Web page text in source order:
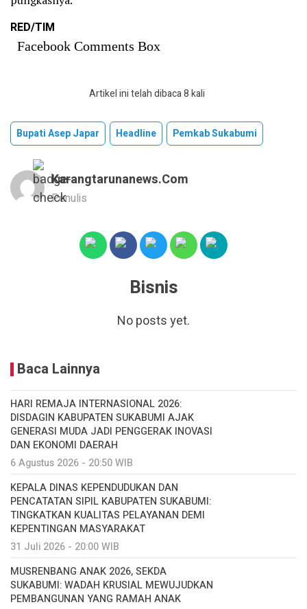
RED/TIM
Facebook Comments Box
Artikel ini telah dibaca 8 kali
Bupati Asep Japar Headline Pemkab Sukabumi
Karangtarunanews.com
Penulis
Bisnis
No posts yet.
Baca Lainnya
HARI REMAJA INTERNASIONAL 2026:
DISDAGIN KABUPATEN SUKABUMI AJAK
GENERASI MUDA JADI PENGGERAK INOVASI
DAN EKONOMI DAERAH
6 Agustus 2026 - 20:50 WIB
KEPALA DINAS KEPENDUDUKAN DAN
PENCATATAN SIPIL KABUPATEN SUKABUMI:
TINGKATKAN KUALITAS PELAYANAN DEMI
KEPENTINGAN MASYARAKAT
31 Juli 2026 - 20:00 WIB
MUSRENBANG ANAK 2026, SEKDA
SUKABUMI: WADAH KRUSIAL MEWUJUDKAN
PEMBANGUNAN YANG RAMAH ANAK